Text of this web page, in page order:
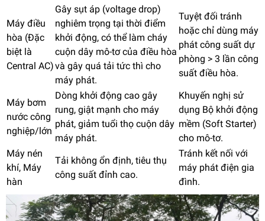
Máy điều
hòa (Đặc
biệt là
Central AC)
Gây sụt áp (voltage drop)
nghiêm trọng tại thời điểm
khởi động, có thể làm cháy
cuộn dây mô-tơ của điều hòa
và gây quá tải tức thì cho
máy phát.
Tuyệt đối tránh
hoặc chỉ dùng máy
phát công suất dự
phòng > 3 lần công
suất điều hòa.
Máy bơm
nước công
nghiệp/lớn
Dòng khởi động cao gây
rung, giật mạnh cho máy
phát, giảm tuổi thọ cuộn dây
máy phát.
Khuyến nghị sử
dụng Bộ khởi động
mềm (Soft Starter)
cho mô-tơ.
Máy nén
khí, Máy
hàn
Tải không ổn định, tiêu thụ
công suất đỉnh cao.
Tránh kết nối với
máy phát điện gia
đình.